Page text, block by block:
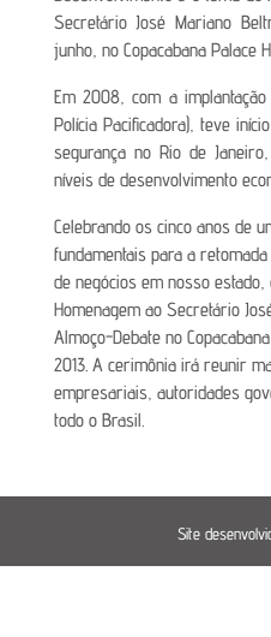
Secretário José Mariano
junho, no Copacabana Palace
Em 2008, com a
Polícia Pacificadora), teve
segurança no Rio de
níveis de desenvolvimento
Celebrando os cinco anos de
fundamentais para a
de negócios em nosso estado,
Homenagem ao Secretário
Almoço-Debate no
2013. A cerimônia irá reunir
empresariais, autoridades
todo o Brasil.
Site